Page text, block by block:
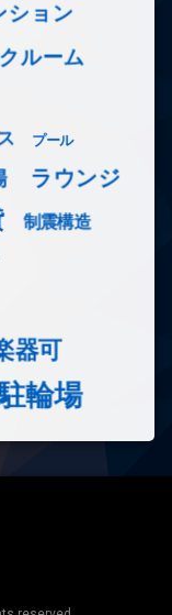
ション
ルーム
プール
ラウンジ
制震構造
器可
輪場